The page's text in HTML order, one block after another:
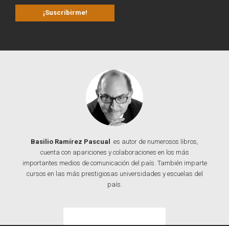
Basilio Ramírez Pascual
es autor de numerosos libros,
cuenta con apariciones y colaboraciones en los más
importantes medios de comunicación del país. También imparte
cursos en las más prestigiosas universidades y escuelas del
país.